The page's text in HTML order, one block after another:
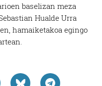
baselizan meza
Hualde Urra
hamaiketakoa egingo